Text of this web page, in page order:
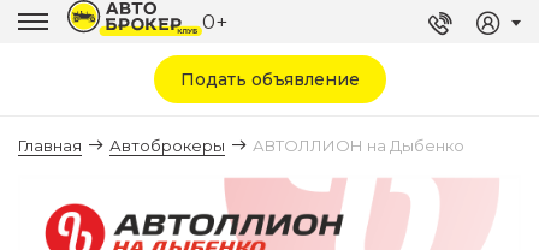
0+
Подать объявление
Главная Автоброкеры АВТОЛЛИОН на Дыбенко